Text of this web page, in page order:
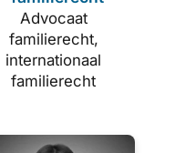
Advocaat
familierecht,
internationaal
familierecht